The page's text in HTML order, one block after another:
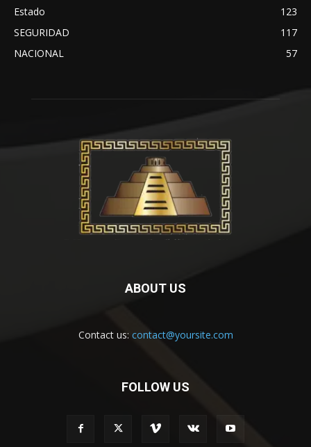
Estado
123
SEGURIDAD
117
NACIONAL
57
ABOUT US
Contact us: contact@yoursite.com
FOLLOW US